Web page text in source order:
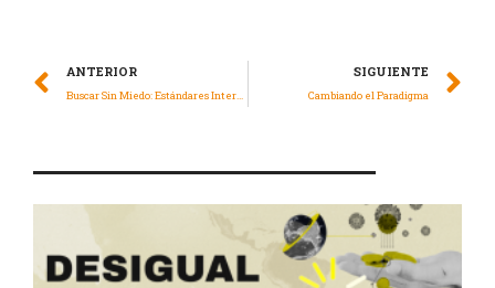
ANTERIOR
Buscar Sin Miedo: Estándares Internacionales Aplicables a la Protección de Mujeres Buscadoras en las Américas
SIGUIENTE
Cambiando el Paradigma